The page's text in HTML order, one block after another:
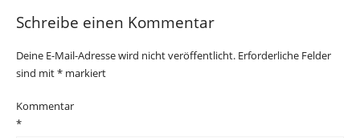
Schreibe einen Kommentar
Deine E-Mail-Adresse wird nicht veröffentlicht. Erforderliche Felder
sind mit* markiert
Kommentar
*